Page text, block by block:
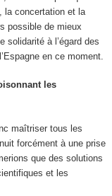
la concertation et la
possible de mieux
solidarité à l’égard des
en ce moment.
les
maîtriser tous les
forcément à une prise
que des solutions
et les